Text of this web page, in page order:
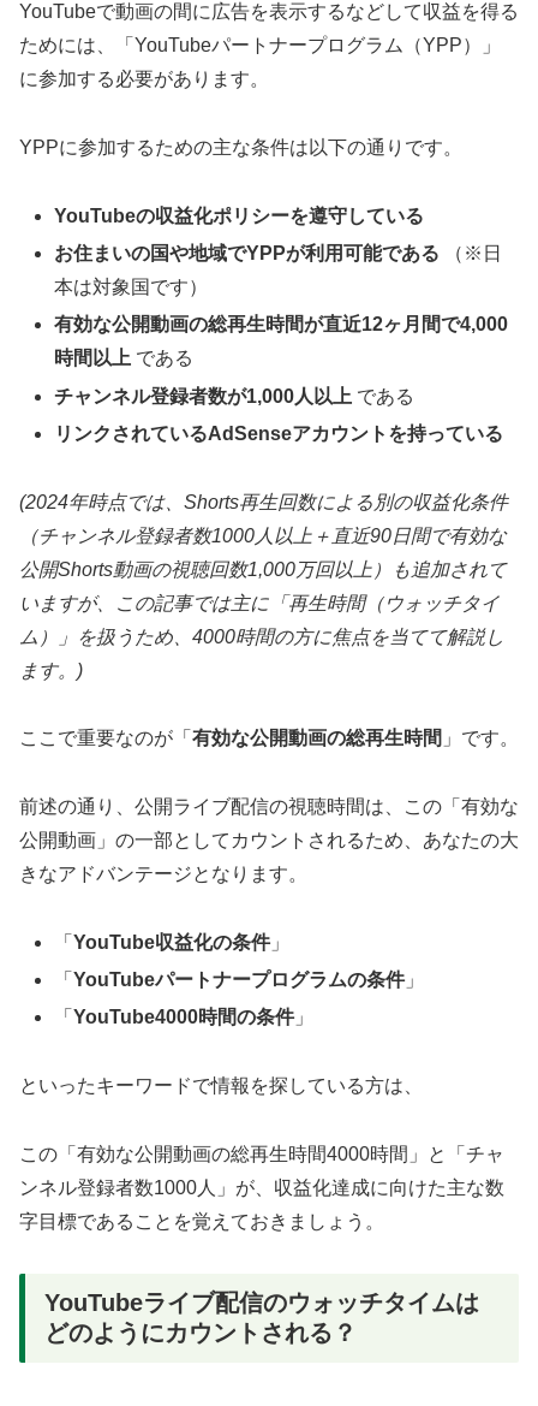
YouTubeで動画の間に広告を表示するなどして収益を得る
ためには、「YouTubeパートナープログラム（YPP）」
に参加する必要があります。
YPPに参加するための主な条件は以下の通りです。
YouTubeの収益化ポリシーを遵守している
お住まいの国や地域でYPPが利用可能である （※日
本は対象国です）
有効な公開動画の総再生時間が直近12ヶ月間で4,000
時間以上 である
チャンネル登録者数が1,000人以上 である
リンクされているAdSenseアカウントを持っている
(2024年時点では、Shorts再生回数による別の収益化条件
（チャンネル登録者数1000人以上＋直近90日間で有効な
公開Shorts動画の視聴回数1,000万回以上）も追加されて
いますが、この記事では主に「再生時間（ウォッチタイ
ム）」を扱うため、4000時間の方に焦点を当てて解説し
ます。)
ここで重要なのが「 有効な公開動画の総再生時間 」です。
前述の通り、公開ライブ配信の視聴時間は、この「有効な
公開動画」の一部としてカウントされるため、あなたの大
きなアドバンテージとなります。
「YouTube収益化の条件」
「YouTubeパートナープログラムの条件」
「YouTube4000時間の条件」
といったキーワードで情報を探している方は、
この「有効な公開動画の総再生時間4000時間」と「チャ
ンネル登録者数1000人」が、収益化達成に向けた主な数
字目標であることを覚えておきましょう。
YouTubeライブ配信のウォッチタイムは
どのようにカウントされる？